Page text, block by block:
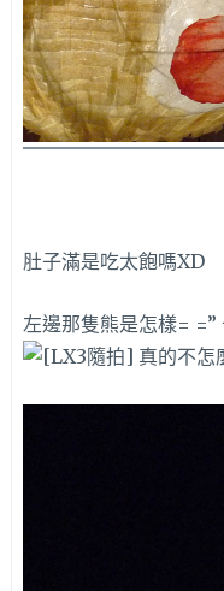
肚子滿是吃太飽嗎XD
左邊那隻熊是怎樣= =”